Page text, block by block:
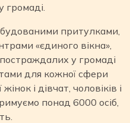
громаді.
притулками,
«єдиного вікна»,
у громаді
для кожної сфери
і дівчат, чоловіків і
понад 6000 осіб,